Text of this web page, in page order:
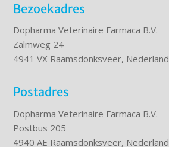
Bezoekadres
Dopharma Veterinaire Farmaca B.V.
Zalmweg 24
4941 VX Raamsdonksveer, Nederland
Postadres
Dopharma Veterinaire Farmaca B.V.
Postbus 205
4940 AE Raamsdonksveer, Nederland